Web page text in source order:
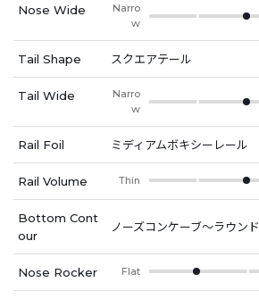
Nose Wide
Narro
w
Tail Shape スクエアテール
Tail Wide
Narro
w
Rail Foil ミディアムボキシーレール
Rail Volume Thin
Bottom Cont
our
ノーズコンケーブ～ラウンド
Nose Rocker Flat